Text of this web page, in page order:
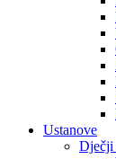
Ustanove
Dječji